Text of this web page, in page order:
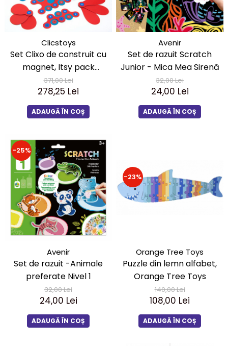
LEGO Art
LEGO Creator Expert
LEGO Architecture
LEGO Ideas
LEGO Speed Champions
Clicstoys
Set Clixo de construit cu
magnet, Itsy pack
Flamingo-Turquoise 30
371,00 Lei
278,25 Lei
ADAUGĂ ÎN COȘ
Avenir
Set de razuit Scratch
Junior - Mica Mea Sirenă
32,00 Lei
24,00 Lei
ADAUGĂ ÎN COȘ
-25%
Avenir
Set de razuit -Animale
preferate Nivel 1
32,00 Lei
24,00 Lei
ADAUGĂ ÎN COȘ
-23%
Orange Tree Toys
Puzzle din lemn alfabet,
Orange Tree Toys
140,00 Lei
108,00 Lei
ADAUGĂ ÎN COȘ